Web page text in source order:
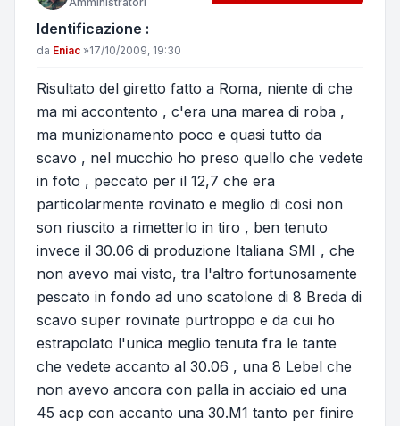
Identificazione :
Messaggio
da Eniac »17/10/2009, 19:30
Risultato del giretto fatto a Roma, niente di che
ma mi accontento , c'era una marea di roba ,
ma munizionamento poco e quasi tutto da
scavo , nel mucchio ho preso quello che vedete
in foto , peccato per il 12,7 che era
particolarmente rovinato e meglio di cosi non
son riuscito a rimetterlo in tiro , ben tenuto
invece il 30.06 di produzione Italiana SMI , che
non avevo mai visto, tra l'altro fortunosamente
pescato in fondo ad uno scatolone di 8 Breda di
scavo super rovinate purtroppo e da cui ho
estrapolato l'unica meglio tenuta fra le tante
che vedete accanto al 30.06 , una 8 Lebel che
non avevo ancora con palla in acciaio ed una
45 acp con accanto una 30.M1 tanto per finire